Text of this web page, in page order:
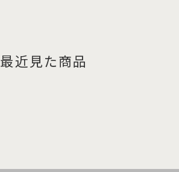
最近見た商品